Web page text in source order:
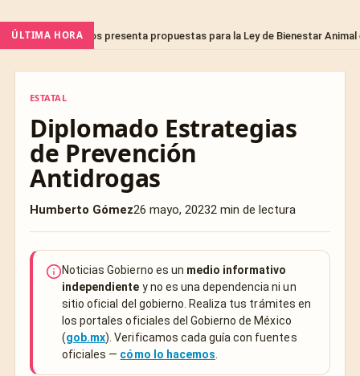
ÚLTIMA HORA
presenta propuestas para la Ley de Bienestar Animal en
ESTATAL
Diplomado Estrategias
de Prevención
Antidrogas
Humberto Gómez26 mayo, 20232 min de lectura
Noticias Gobierno es un medio informativo
independiente y no es una dependencia ni un
sitio oficial del gobierno. Realiza tus trámites en
los portales oficiales del Gobierno de México
(gob.mx). Verificamos cada guía con fuentes
oficiales — cómo lo hacemos